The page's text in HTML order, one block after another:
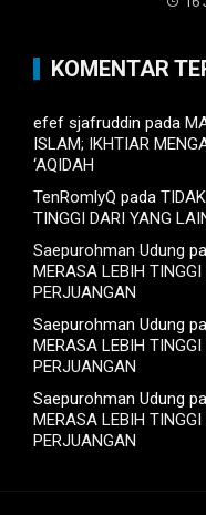
KOMENTAR
efef sjafruddin pada
ISLAM; IKHTIAR
‘AQIDAH
TenRomlyQ pada
TINGGI DARI YANG
Saepurohman Udung
MERASA LEBIH
PERJUANGAN
Saepurohman Udung
MERASA LEBIH
PERJUANGAN
Saepurohman Udung
MERASA LEBIH
PERJUANGAN